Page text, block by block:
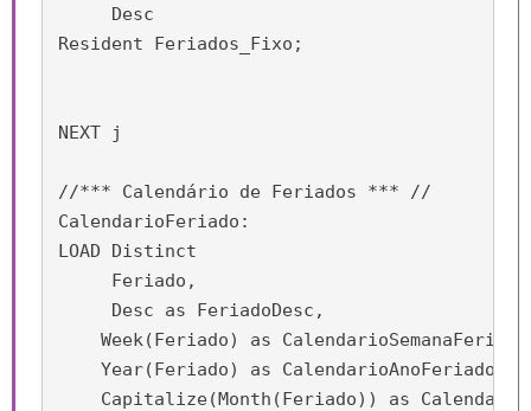
Desc
Resident Feriados_Fixo;
NEXT j
//*** Calendário de Feriados *** //
CalendarioFeriado:
LOAD Distinct
Feriado,
Desc as FeriadoDesc,
Week(Feriado) as
Year(Feriado) as CalendarioAnoFeriado,
Capitalize(Month(Feriado)) as